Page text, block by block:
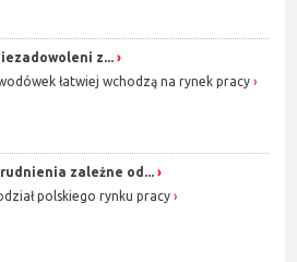
z...
łatwiej wchodzą na rynek pracy
zależne od...
polskiego rynku pracy